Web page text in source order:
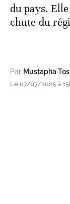
du pays.
chute du
Par Mustapha
Le 07/07/2025 à